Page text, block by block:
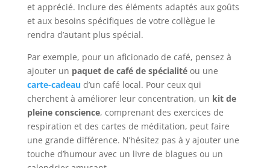
et apprécié. Inclure des éléments adaptés aux goûts
et aux besoins spécifiques de votre collègue le
rendra d’autant plus spécial.
Par exemple, pour un aficionado de café, pensez à
ajouter un paquet de café de spécialitéou une
carte-cadeau d’un café local. Pour ceux qui
cherchent à améliorer leur concentration, un kit de
pleine conscience, comprenant des exercices de
respiration et des cartes de méditation, peut faire
une grande différence. N’hésitez pas à y ajouter une
touche d’humour avec un livre de blagues ou un